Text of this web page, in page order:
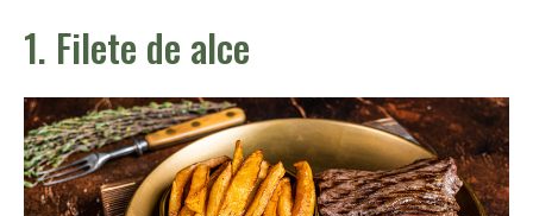
1. Filete de alce